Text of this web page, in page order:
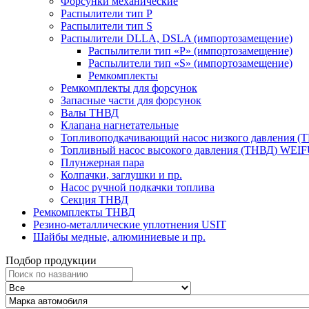
Распылители тип P
Распылители тип S
Распылители DLLA, DSLA (импортозамещение)
Распылители тип «Р» (импортозамещение)
Распылители тип «S» (импортозамещение)
Ремкомплекты
Ремкомплекты для форсунок
Запасные части для форсунок
Валы ТНВД
Клапана нагнетательные
Топливоподкачивающий насос низкого давления
Топливный насос высокого давления (ТНВД)
Плунжерная пара
Колпачки, заглушки и пр.
Насос ручной подкачки топлива
Секция ТНВД
Ремкомплекты ТНВД
Резино-металлические уплотнения USIT
Шайбы медные, алюминиевые и пр.
Подбор продукции